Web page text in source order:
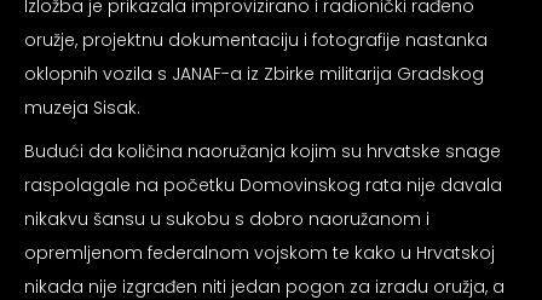
Izložba je prikazala improvizirano i radionički rađeno
oružje, projektnu dokumentaciju i fotografije nastanka
oklopnih vozila s JANAF-a iz Zbirke militarija Gradskog
muzeja Sisak.
Budući da količina naoružanja kojim su hrvatske snage
raspolagale na početku Domovinskog rata nije davala
nikakvu šansu u sukobu s dobro naoružanom i
opremljenom federalnom vojskom te kako u Hrvatskoj
nikada nije izgrađen niti jedan pogon za izradu oružja, a
vida